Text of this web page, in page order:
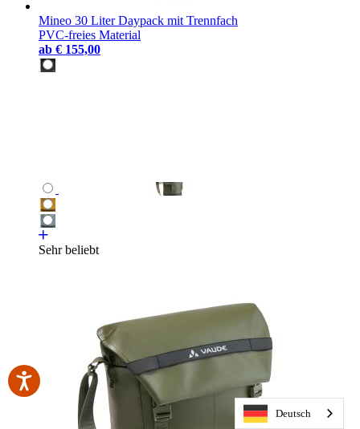
Mineo 30 Liter Daypack mit Trennfach
PVC-freies Material
ab € 155,00
Sehr beliebt
Deutsch